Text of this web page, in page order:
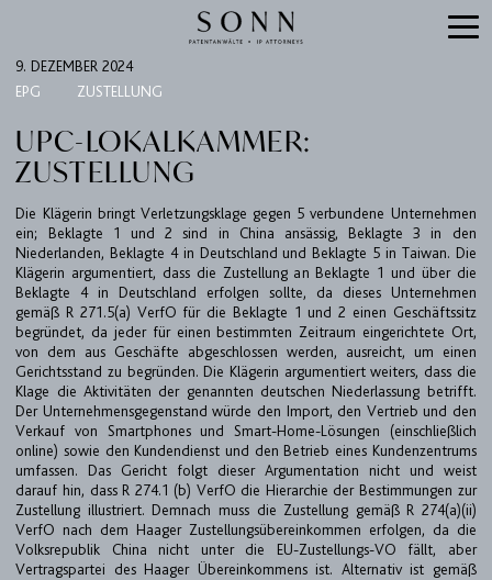
KANZLEI
EXPERTISEN
UPC
TEAM
BULLETIN
9. DEZEMBER 2024
EPG
ZUSTELLUNG
UPC-LOKALKAMMER:
ZUSTELLUNG
Die Klägerin bringt Verletzungsklage gegen 5 verbundene Unternehmen
ein; Beklagte 1 und 2 sind in China ansässig, Beklagte 3 in den
Niederlanden, Beklagte 4 in Deutschland und Beklagte 5 in Taiwan. Die
Klägerin argumentiert, dass die Zustellung an Beklagte 1 und über die
Beklagte 4 in Deutschland erfolgen sollte, da dieses Unternehmen
gemäß R 271.5(a) VerfO für die Beklagte 1 und 2 einen Geschäftssitz
begründet, da jeder für einen bestimmten Zeitraum eingerichtete Ort,
von dem aus Geschäfte abgeschlossen werden, ausreicht, um einen
Gerichtsstand zu begründen. Die Klägerin argumentiert weiters, dass die
Klage die Aktivitäten der genannten deutschen Niederlassung betrifft.
Der Unternehmensgegenstand würde den Import, den Vertrieb und den
Verkauf von Smartphones und Smart-Home-Lösungen (einschließlich
online) sowie den Kundendienst und den Betrieb eines Kundenzentrums
umfassen. Das Gericht folgt dieser Argumentation nicht und weist
darauf hin, dass R 274.1 (b) VerfO die Hierarchie der Bestimmungen zur
Zustellung illustriert. Demnach muss die Zustellung gemäß R 274(a)(ii)
VerfO nach dem Haager Zustellungsübereinkommen erfolgen, da die
Volksrepublik China nicht unter die EU-Zustellungs-VO fällt, aber
Vertragspartei des Haager Übereinkommens ist. Alternativ ist gemäß